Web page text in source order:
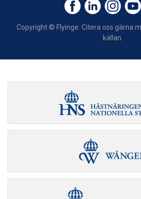
Copyright © Flyinge. Citera oss gärna
källan.